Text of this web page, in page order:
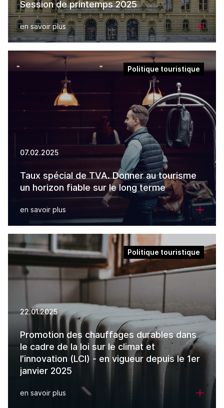
Session de printemps 2025
en savoir plus
Politique touristique
07.02.2025
Taux spécial de TVA. Donner au tourisme
un horizon fiable sur le long terme
en savoir plus
Politique touristique
22.01.2025
Promotion des chauffages durables dans
le cadre de la loi sur le climat et
l’innovation (LCI) - en vigueur depuis le 1er
janvier 2025
en savoir plus